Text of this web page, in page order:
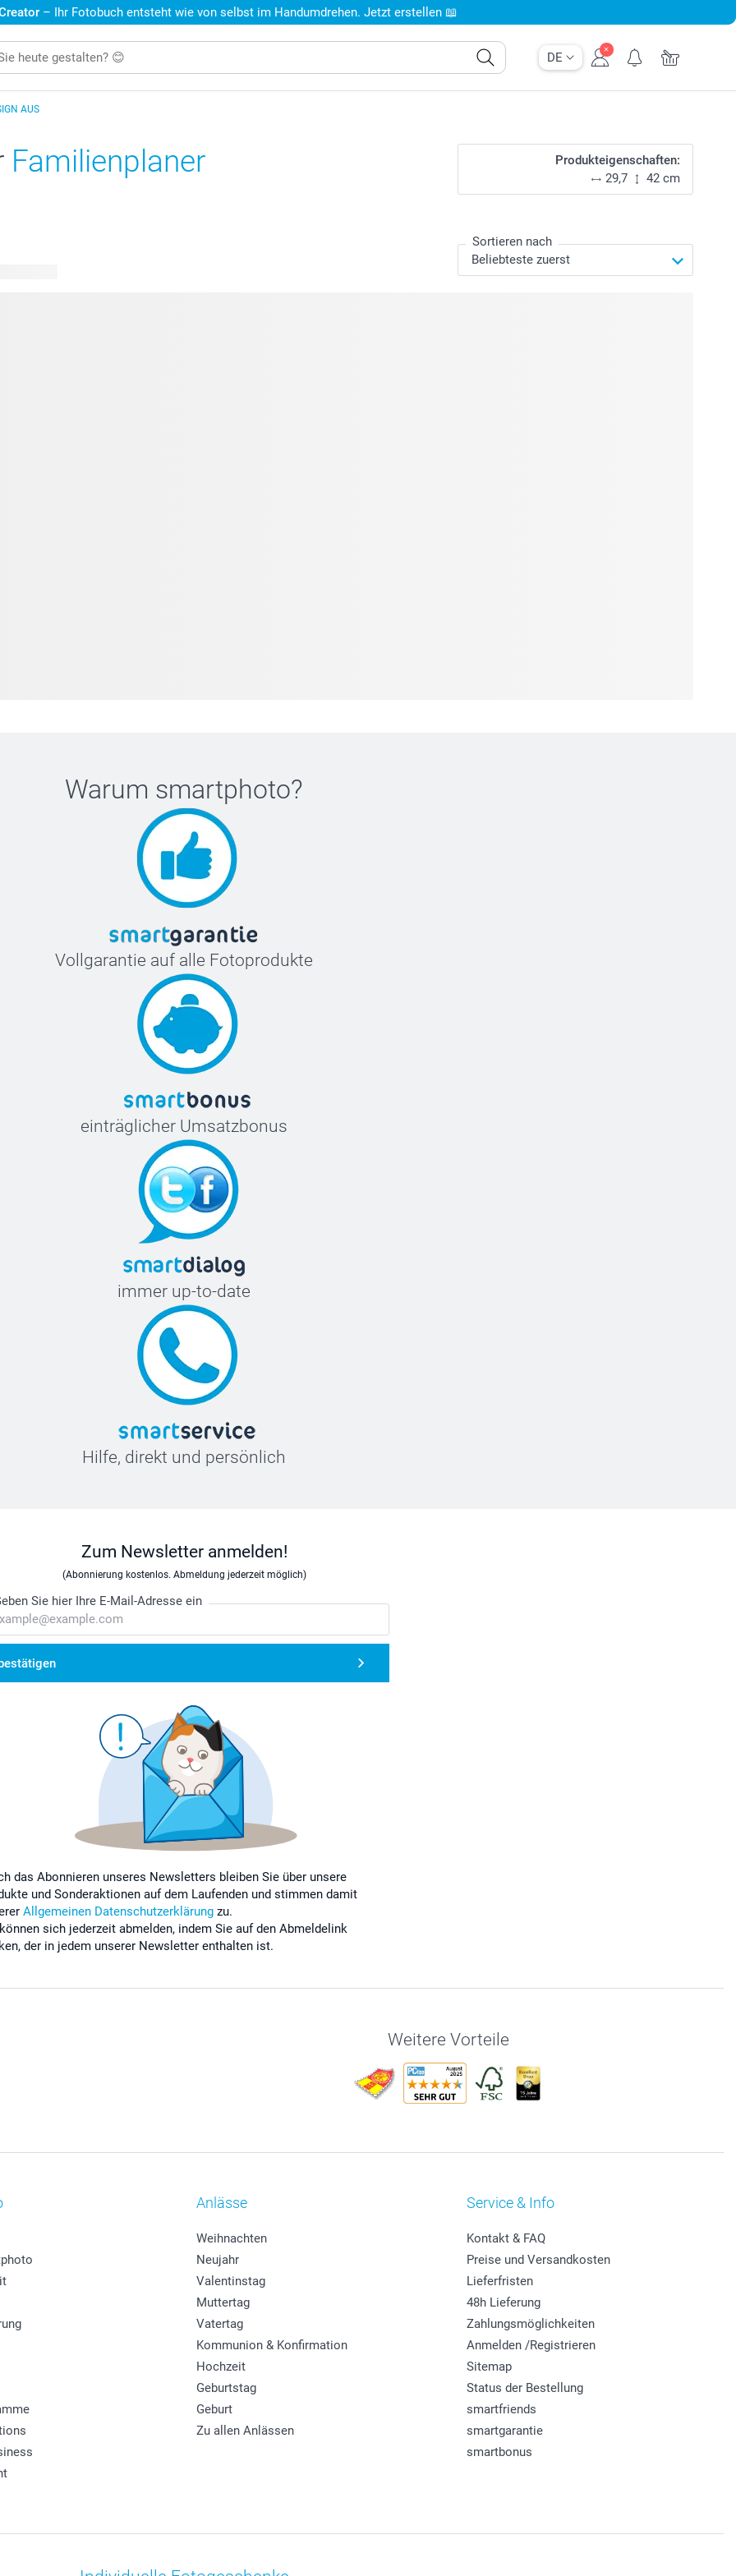
DE
– Ihr Fotobuch entsteht wie von selbst im Handumdrehen. Jetzt erstellen 📖
AUS
Familienplaner
Produkteigenschaften:
29,7
42 cm
Sortieren nach
Warum smartphoto?
Vollgarantie auf alle Fotoprodukte
einträglicher Umsatzbonus
immer up-to-date
Hilfe, direkt und persönlich
Zum Newsletter anmelden!
(Abonnierung kostenlos. Abmeldung jederzeit möglich)
Sie hier Ihre E-Mail-Adresse ein
das Abonnieren unseres Newsletters bleiben Sie über unsere
und Sonderaktionen auf dem Laufenden und stimmen damit
Allgemeinen Datenschutzerklärung zu.
sich jederzeit abmelden, indem Sie auf den Abmeldelink
der in jedem unserer Newsletter enthalten ist.
Weitere Vorteile
Anlässe
Weihnachten
Neujahr
Valentinstag
Muttertag
Vatertag
Kommunion & Konfirmation
Hochzeit
Geburtstag
Geburt
Zu allen Anlässen
Service & Info
Kontakt & FAQ
Preise und Versandkosten
Lieferfristen
48h Lieferung
Zahlungsmöglichkeiten
Anmelden /Registrieren
Sitemap
Status der Bestellung
smartfriends
smartgarantie
smartbonus